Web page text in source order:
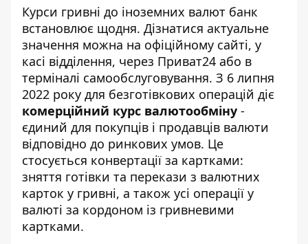
Курси гривні до іноземних валют банк
встановлює щодня. Дізнатися актуальне
значення можна на офіційному сайті, у
касі відділення, через Приват24 або в
терміналі самообслуговування. З 6 липня
2022 року для безготівкових операцій діє
комерційний курс валютообміну -
єдиний для покупців і продавців валюти
відповідно до ринкових умов. Це
стосується конвертації за картками:
зняття готівки та перекази з валютних
карток у гривні, а також усі операції у
валюті за кордоном із гривневими
картками.